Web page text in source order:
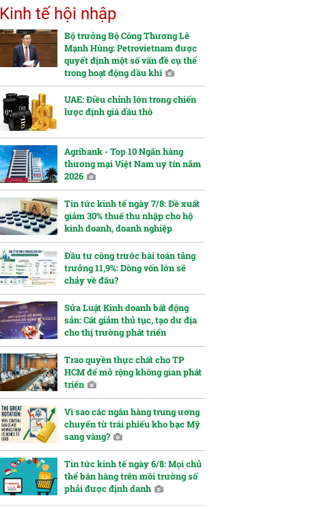
Kinh tế hội nhập
Bộ trưởng Bộ Công Thương Lê
Mạnh Hùng: Petrovietnam được
quyết định một số vấn đề cụ thể
trong hoạt động dầu khí
UAE: Điều chỉnh lớn trong chiến
lược định giá dầu thô
Agribank - Top 10 Ngân hàng
thương mại Việt Nam uy tín năm
2026
Tin tức kinh tế ngày 7/8: Đề xuất
giảm 30% thuế thu nhập cho hộ
kinh doanh, doanh nghiệp
Đầu tư công trước bài toán tăng
trưởng 11,9%: Dòng vốn lớn sẽ
chảy về đâu?
Sửa Luật Kinh doanh bất động
sản: Cắt giảm thủ tục, tạo dư địa
cho thị trường phát triển
Trao quyền thực chất cho TP
HCM để mở rộng không gian phát
triển
Vì sao các ngân hàng trung ương
chuyển từ trái phiếu kho bạc Mỹ
sang vàng?
Tin tức kinh tế ngày 6/8: Mọi chủ
thể bán hàng trên môi trường số
phải được định danh